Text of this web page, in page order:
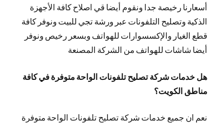
أسعارنا رخيصة جدا ونقوم أيضا قي اصلاح كافة الأجهزة
الذكية وتصليح التلفونات عبر ورشة تجي للبيت ونوفر كافة
قطع الغيار والإكسسوارات للهواتف وبسعر رخيص ونوفر
أيضا شاشات للهواتف من الشركة المصنعة
هل خدمات شركة تصليح تلفونات الواحة متوفرة في كافة
مناطق الكويت؟
نعم ان جميع خدمات شركة تصليح تلفونات الواحة متوفرة